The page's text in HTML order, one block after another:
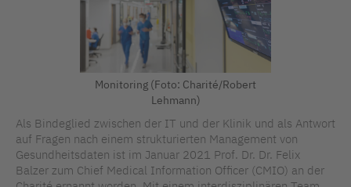
Monitoring (Foto: Charité/Robert
Lehmann)
Als Bindeglied zwischen der IT und der Klinik und als Antwort
auf Fragen nach einem strukturierten Management von
Gesundheitsdaten ist im Januar 2021 Prof. Dr. Dr. Felix
Balzer zum Chief Medical Information Officer (CMIO) an der